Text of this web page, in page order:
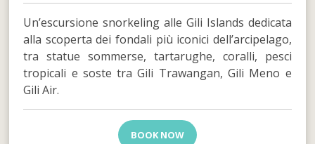
Un’escursione snorkeling alle Gili Islands dedicata
alla scoperta dei fondali più iconici dell’arcipelago,
tra statue sommerse, tartarughe, coralli, pesci
tropicali e soste tra Gili Trawangan, Gili Meno e
Gili Air.
BOOK NOW